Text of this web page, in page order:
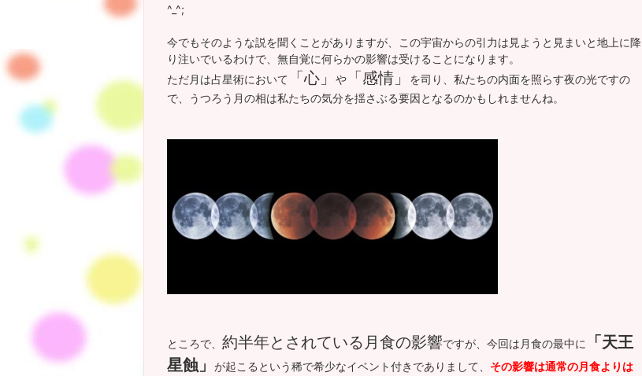
^_^;
今でもそのような説を聞くことがありますが、この宇宙からの引力は見ようと見まいと地上に降
り注いでいるわけで、無自覚に何らかの影響は受けることになります。
ただ月は占星術において
「心」 や 「感情」
を司り、私たちの内面を照らす夜の光ですの
で、うつろう月の相は私たちの気分を揺さぶる要因となるのかもしれませんね。
ところで、 約半年とされている月食の影響ですが、今回は月食の最中に
「天王
星蝕」
が起こるという稀で希少なイベント付きでありまして、 その影響は通常の月食よりは